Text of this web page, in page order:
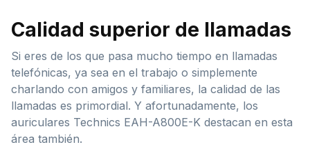
Calidad superior de llamadas
Si eres de los que pasa mucho tiempo en llamadas
telefónicas, ya sea en el trabajo o simplemente
charlando con amigos y familiares, la calidad de las
llamadas es primordial. Y afortunadamente, los
auriculares Technics EAH-A800E-K destacan en esta
área también.